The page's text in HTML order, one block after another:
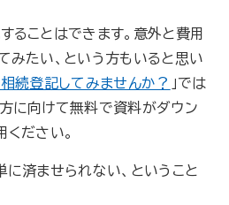
ることはできます。意外と費用
みたい、という方もいると思い
続登記してみませんか？ 」では
に向けて無料で資料がダウン
ださい。
済ませられない、ということ